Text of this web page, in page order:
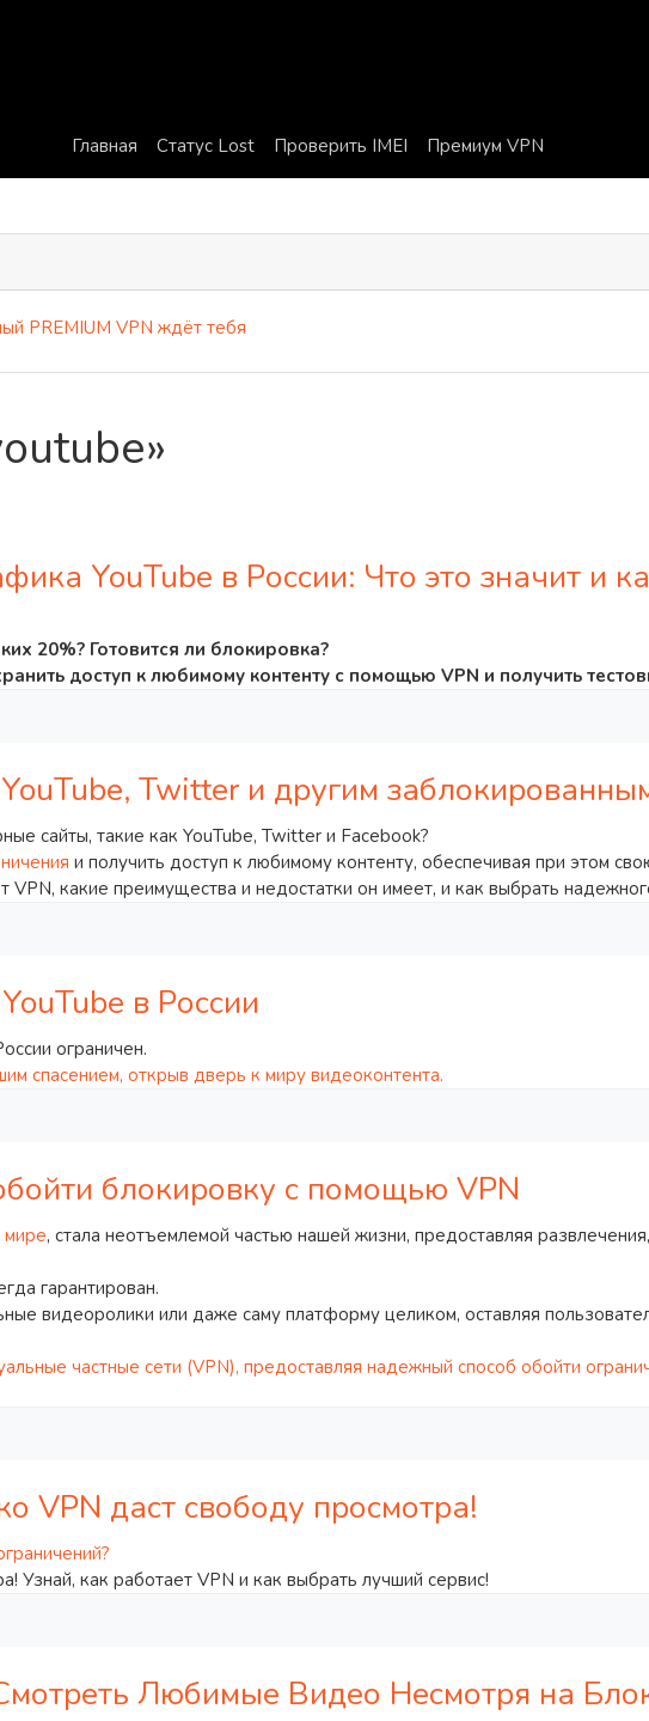
Главная Статус Lost Проверить IMEI Премиум VPN
VPN ждёт тебя
YouTube в России: Что это значит и
20%? Готовится ли блокировка?
доступ к любимому контенту с помощью VPN и получить
Twitter и другим
сайты, такие как YouTube, Twitter и Facebook?
и получить доступ к любимому контенту, обеспечивая при этом
VPN, какие преимущества и недостатки он имеет, и как выбрать
в России
ограничен.
спасением, открыв дверь к миру видеоконтента.
блокировку с помощью VPN
мире, стала неотъемлемой частью нашей жизни, предоставляя
гарантирован.
видеоролики или даже саму платформу целиком, оставляя
частные сети (VPN), предоставляя надежный способ обойти
VPN даст свободу просмотра!
Узнай, как работает VPN и как выбрать лучший сервис!
Любимые Видео Несмотря на